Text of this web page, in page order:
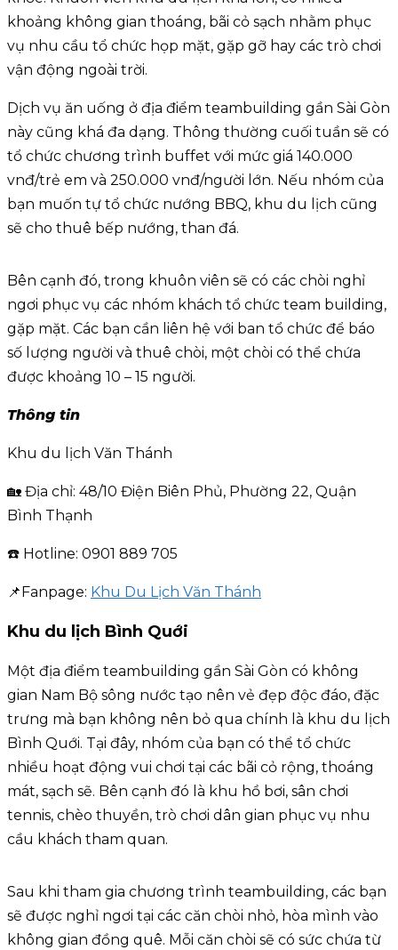
khoảng không gian thoáng, bãi cỏ sạch nhằm phục
vụ nhu cầu tổ chức họp mặt, gặp gỡ hay các trò chơi
vận động ngoài trời.
Dịch vụ ăn uống ở địa điểm teambuilding gần Sài Gòn
này cũng khá đa dạng. Thông thường cuối tuần sẽ có
tổ chức chương trình buffet với mức giá 140.000
vnđ/trẻ em và 250.000 vnđ/người lớn. Nếu nhóm của
bạn muốn tự tổ chức nướng BBQ, khu du lịch cũng
sẽ cho thuê bếp nướng, than đá.
Bên cạnh đó, trong khuôn viên sẽ có các chòi nghỉ
ngơi phục vụ các nhóm khách tổ chức team building,
gặp mặt. Các bạn cần liên hệ với ban tổ chức để báo
số lượng người và thuê chòi, một chòi có thể chứa
được khoảng 10 – 15 người.
Thông tin
Khu du lịch Văn Thánh
🏡 Địa chỉ: 48/10 Điện Biên Phủ, Phường 22, Quận
Bình Thạnh
☎️ Hotline: 0901 889 705
📌Fanpage: Khu Du Lịch Văn Thánh
Khu du lịch Bình Quới
Một địa điểm teambuilding gần Sài Gòn có không
gian Nam Bộ sông nước tạo nên vẻ đẹp độc đáo, đặc
trưng mà bạn không nên bỏ qua chính là khu du lịch
Bình Quới. Tại đây, nhóm của bạn có thể tổ chức
nhiều hoạt động vui chơi tại các bãi cỏ rộng, thoáng
mát, sạch sẽ. Bên cạnh đó là khu hồ bơi, sân chơi
tennis, chèo thuyền, trò chơi dân gian phục vụ nhu
cầu khách tham quan.
Sau khi tham gia chương trình teambuilding, các bạn
sẽ được nghỉ ngơi tại các căn chòi nhỏ, hòa mình vào
không gian đồng quê. Mỗi căn chòi sẽ có sức chứa từ